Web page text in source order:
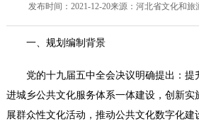
发布时间：2021-12-20来源：河北省文化和旅
一、规划编制背景
党的十九届五中全会决议明确提出：提
进城乡公共文化服务体系一体建设，创新实
展群众性文化活动，推动公共文化数字化建